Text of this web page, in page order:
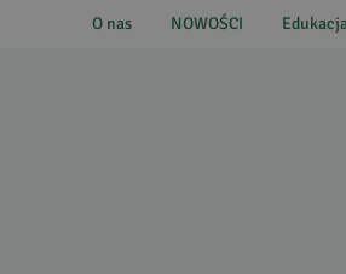
O nas NOWOŚCI